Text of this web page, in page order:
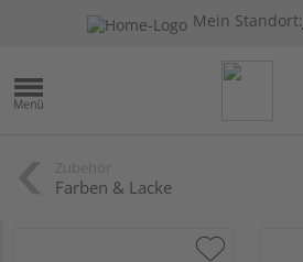
Mein Standort:
Farben & Lacke